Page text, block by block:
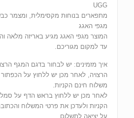
UGG
מתפארים בנוחות מקסימלית, ומצמר
מגפי האגג
המוצר מגפי האגג מגיע באריזה מלאה
עד למקום מגוריכם.
איך מזמינים: יש לבחור בדגם המגף
משלוח חינם הקניות.
הקניות ולעדכן את פרטי המשלוח
על יציאה לתשלום